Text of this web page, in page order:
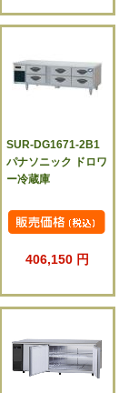
SUR-DG1671-2B1
パナソニック ドロワ
ー冷蔵庫
406,150 円